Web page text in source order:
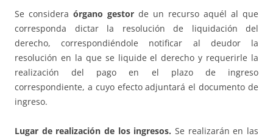
Se considera órgano gestor de un recurso aquél al que
corresponda dictar la resolución de liquidación del
derecho, correspondiéndole notificar al deudor la
resolución en la que se liquide el derecho y requerirle la
realización del pago en el plazo de ingreso
correspondiente, a cuyo efecto adjuntará el documento de
ingreso.
Lugar de realización de los ingresos. Se realizarán en las